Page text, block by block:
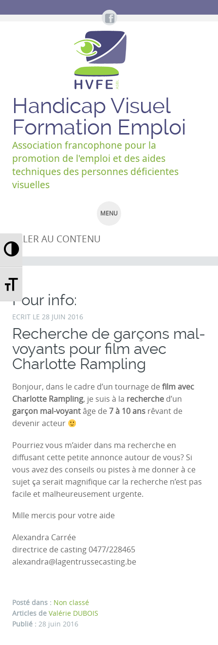
Passer en contraste élevé
Changer la taille de la police
Handicap Visuel
Formation Emploi
Association francophone pour la
promotion de l'emploi et des aides
techniques des personnes déficientes
visuelles
MENU
ALLER AU CONTENU
Pour info:
ECRIT LE 28 JUIN 2016
Recherche de garçons mal-
voyants pour film avec
Charlotte Rampling
Bonjour, dans le cadre d’un tournage de filmavec
Charlotte Rampling, je suis à la recherche d’un
garçon mal-voyantâge de 7 à 10 ans rêvant de
devenir acteur
Pourriez vous m’aider dans ma recherche en
diffusant cette petite annonce autour de vous? Si
vous avez des conseils ou pistes à me donner à ce
sujet ça serait magnifique car la recherche n’est pas
facile et malheureusement urgente.
Mille mercis pour votre aide
Alexandra Carrée
directrice de casting 0477/228465
alexandra@lagentrussecasting.be
Posté dans : Non classé
Articles de Valérie DUBOIS
Publié : 28 juin 2016